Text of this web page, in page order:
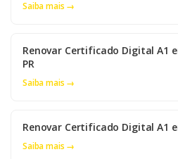
Saiba mais →
Renovar Certificado Digital A1
PR
Saiba mais →
Renovar Certificado Digital A1
Saiba mais →